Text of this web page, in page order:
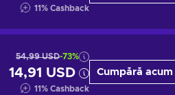
11% Cashback
54,99 USD-73%
14,91 USD
11% Cashback
Cumpără acum